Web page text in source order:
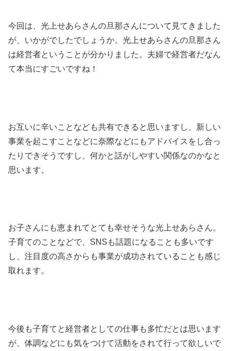
今回は、光上せあらさんの旦那さんについて見てきました
が、いかがでしたでしょうか。光上せあらさんの旦那さん
は経営者ということが分かりました。夫婦で経営者だなん
て本当にすごいですね！
お互いに辛いことなども共有できると思いますし、新しい
事業を起こすことなどに奈際などにもアドバイスをし合っ
たりできそうですし、何かと話がしやすい関係なのかなと
思います。
お子さんにも恵まれてとても幸せそうな光上せあらさん。
子育てのことなどで、SNSも話題になることも多いです
し、注目度の高さからも事業が成功されていることも感じ
取れます。
今後も子育てと経営者としての仕事も多忙だとは思います
が、体調などにも気をつけて活動をされて行って欲しいで